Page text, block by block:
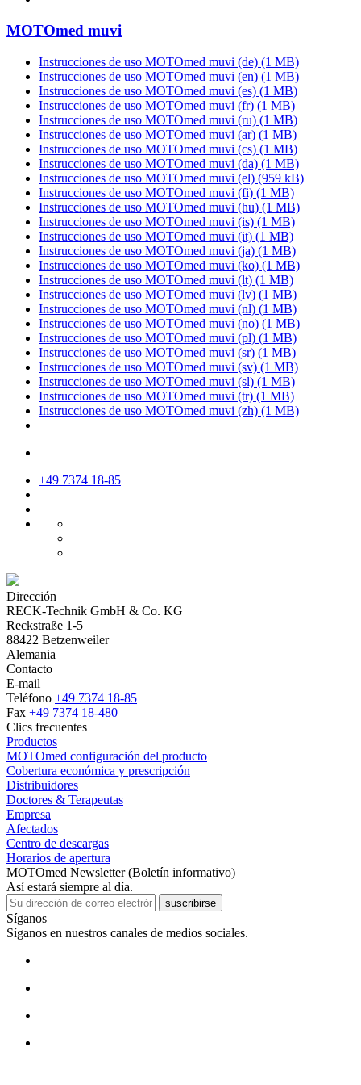
MOTOmed muvi
Instrucciones de uso MOTOmed muvi (de) (1 MB)
Instrucciones de uso MOTOmed muvi (en) (1 MB)
Instrucciones de uso MOTOmed muvi (es) (1 MB)
Instrucciones de uso MOTOmed muvi (fr) (1 MB)
Instrucciones de uso MOTOmed muvi (ru) (1 MB)
Instrucciones de uso MOTOmed muvi (ar) (1 MB)
Instrucciones de uso MOTOmed muvi (cs) (1 MB)
Instrucciones de uso MOTOmed muvi (da) (1 MB)
Instrucciones de uso MOTOmed muvi (el) (959 kB)
Instrucciones de uso MOTOmed muvi (fi) (1 MB)
Instrucciones de uso MOTOmed muvi (hu) (1 MB)
Instrucciones de uso MOTOmed muvi (is) (1 MB)
Instrucciones de uso MOTOmed muvi (it) (1 MB)
Instrucciones de uso MOTOmed muvi (ja) (1 MB)
Instrucciones de uso MOTOmed muvi (ko) (1 MB)
Instrucciones de uso MOTOmed muvi (lt) (1 MB)
Instrucciones de uso MOTOmed muvi (lv) (1 MB)
Instrucciones de uso MOTOmed muvi (nl) (1 MB)
Instrucciones de uso MOTOmed muvi (no) (1 MB)
Instrucciones de uso MOTOmed muvi (pl) (1 MB)
Instrucciones de uso MOTOmed muvi (sr) (1 MB)
Instrucciones de uso MOTOmed muvi (sv) (1 MB)
Instrucciones de uso MOTOmed muvi (sl) (1 MB)
Instrucciones de uso MOTOmed muvi (tr) (1 MB)
Instrucciones de uso MOTOmed muvi (zh) (1 MB)
+49 7374 18-85
Dirección
RECK-Technik GmbH & Co. KG
Reckstraße 1-5
88422 Betzenweiler
Alemania
Contacto
E-mail
Teléfono +49 7374 18-85
Fax +49 7374 18-480
Clics frecuentes
Productos
MOTOmed configuración del producto
Cobertura económica y prescripción
Distribuidores
Doctores & Terapeutas
Empresa
Afectados
Centro de descargas
Horarios de apertura
MOTOmed Newsletter (Boletín informativo)
Así estará siempre al día.
suscribirse
Síganos
Síganos en nuestros canales de medios sociales.